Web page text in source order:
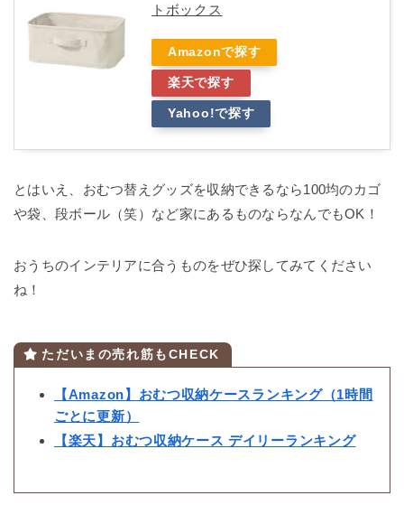
トボックス
Amazonで探す
楽天で探す
Yahoo!で探す
とはいえ、おむつ替えグッズを収納できるなら100均のカゴ
や袋、段ボール（笑）など家にあるものならなんでもOK！
おうちのインテリアに合うものをぜひ探してみてください
ね！
ただいまの売れ筋もCHECK
【Amazon】おむつ収納ケースランキング（1時間
ごとに更新）
【楽天】おむつ収納ケース デイリーランキング